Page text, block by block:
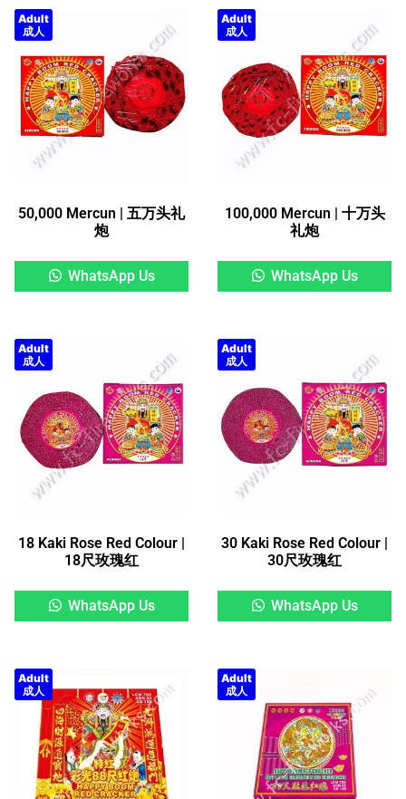
Adult
成人
50,000 Mercun | 五万头礼
炮
WhatsApp Us
Adult
成人
100,000 Mercun | 十万头
礼炮
WhatsApp Us
Adult
成人
18 Kaki Rose Red Colour |
18尺玫瑰红
WhatsApp Us
Adult
成人
30 Kaki Rose Red Colour |
30尺玫瑰红
WhatsApp Us
Adult
成人
Adult
成人